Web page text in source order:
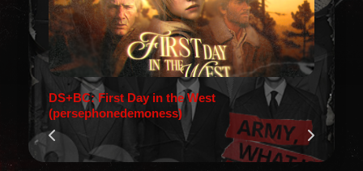
DS+BC: First Day in the West
(persephonedemoness)